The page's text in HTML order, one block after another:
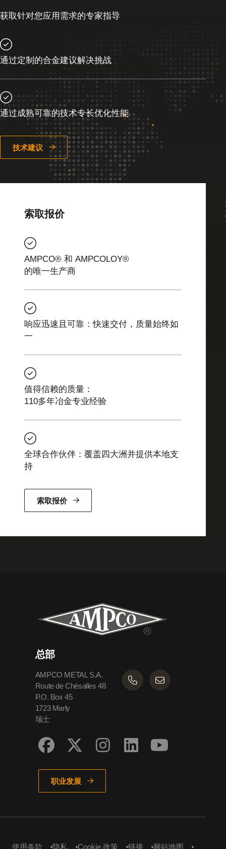
获取针对您应用需求的专家指导
通过定制的合金建议解决挑战
通过成熟可靠的技术专长优化性能
技术建议
索取报价
AMPCO® 和 AMPCOLOY®
的唯一生产商
响应迅速且可靠：快速交付，质量始终如
一
值得信赖的质量：
110多年冶金专业经验
全球合作伙伴：覆盖四大洲并提供本地支
持
索取报价
总部
AMPCO METAL S.A.
Route de Chésalles 48
P.O. Box 45
1723 Marly
瑞士
职业发展
使用条款 隐私 Cookie 政策 链接 网站地图